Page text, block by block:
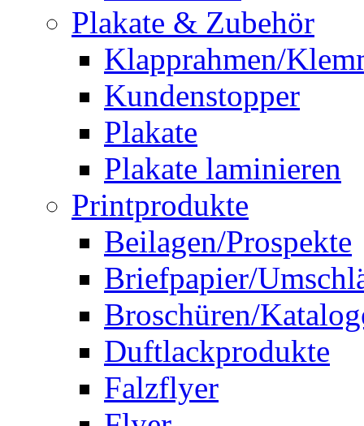
Plakate & Zubehör
Klapprahmen/
Kundenstopper
Plakate
Plakate laminieren
Printprodukte
Beilagen/Prospekte
Briefpapier/
Broschüren/
Duftlackprodukte
Falzflyer